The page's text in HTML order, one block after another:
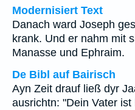
Modernisiert Text
Danach ward Joseph
krank. Und er nahm mit
Manasse und Ephraim.
De Bibl auf Bairisch
Ayn Zeit drauf ließ dyr
ausrichtn: "Dein Vater